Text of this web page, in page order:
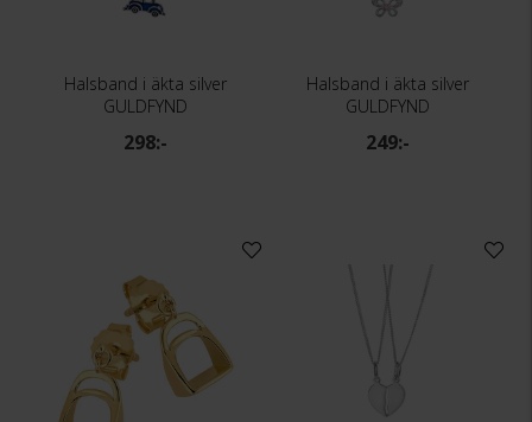
Halsband i äkta silver
GULDFYND
298:-
Halsband i äkta silver
GULDFYND
249:-